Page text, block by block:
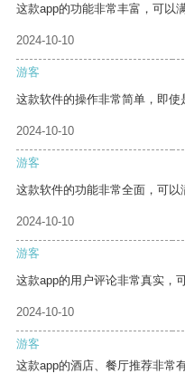
这款app的功能非常丰富，可以
2024-10-10
游客
这款软件的操作非常简单，即使
2024-10-10
游客
这款软件的功能非常全面，可以
2024-10-10
游客
这款app的用户评论非常真实，
2024-10-10
游客
这款app的酒店、餐厅推荐非常